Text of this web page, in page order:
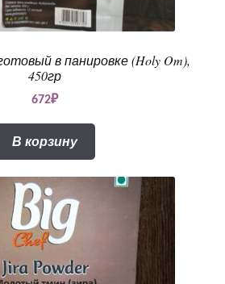
в панировке (Holy Om),
450гр
672₽
В корзину